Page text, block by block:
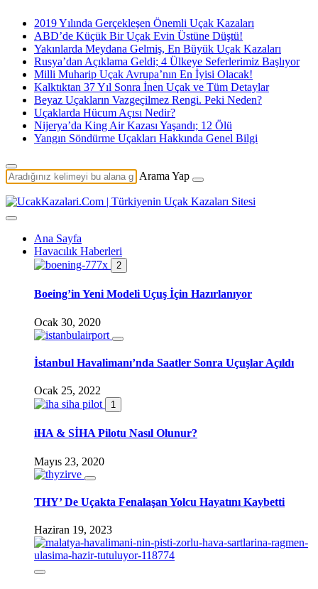
2019 Yılında Gerçekleşen Önemli Uçak Kazaları
ABD’de Küçük Bir Uçak Evin Üstüne Düştü!
Yakınlarda Meydana Gelmiş, En Büyük Uçak Kazaları
Rusya’dan Açıklama Geldi; 4 Ülkeye Seferlerimiz Başlıyor
Milli Muharip Uçak Avrupa’nın En İyisi Olacak!
Kalktıktan 37 Yıl Sonra İnen Uçak ve Tüm Detaylar
Beyaz Uçakların Vazgeçilmez Rengi. Peki Neden?
Uçaklarda Hücum Açısı Nedir?
Nijerya’da King Air Kazası Yaşandı; 12 Ölü
Yangın Söndürme Uçakları Hakkında Genel Bilgi
Arama Yap
Ana Sayfa
Havacılık Haberleri
2
Boeing’in Yeni Modeli Uçuş İçin Hazırlanıyor
Ocak 30, 2020
İstanbul Havalimanı’nda Saatler Sonra Uçuşlar Açıldı
Ocak 25, 2022
1
iHA & SİHA Pilotu Nasıl Olunur?
Mayıs 23, 2020
THY’ De Uçakta Fenalaşan Yolcu Hayatını Kaybetti
Haziran 19, 2023